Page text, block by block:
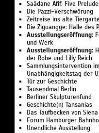
Giulia Andreani: Sabotage
Saâdane Afif: Five Preludes
Die Pazzi-Verschwörung
Zeitreise ins alte
Die Ziguangge: Halle des
Ausstellungseröffnung:
und Werk
Ausstellungseröffnung:
der Rohe und Lilly Reich
Sammlungsintervention
Unabhängigkeitstag der
Tür zur Geschichte
Tausendmal Berlin
Berliner Skulpturenfund
Geschichte(n) Tansanias
Das Taufbecken von Siena
Forum Hamburger Bahnhof